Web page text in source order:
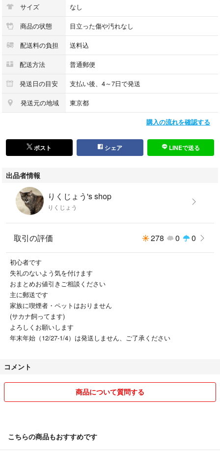
サイズ なし
商品の状態 目立った傷や汚れなし
配送料の負担 送料込
配送方法 普通郵便
発送日の目安 支払い後、4～7日で発送
発送元の地域 東京都
購入の流れを確認する
ポスト シェア LINEで送る
出品者情報
りくじょう's shop
りくじょう
取引の評価 278 0 0
初心者です
失礼のないよう気を付けます
おまとめお値引きご相談ください
主に郵送です
家族に喫煙者・ペットはおりません
(サカナ飼ってます)
よろしくお願いします
年末年始（12/27-1/4）は発送しません、ご了承ください
コメント
商品について質問する
こちらの商品もおすすめです